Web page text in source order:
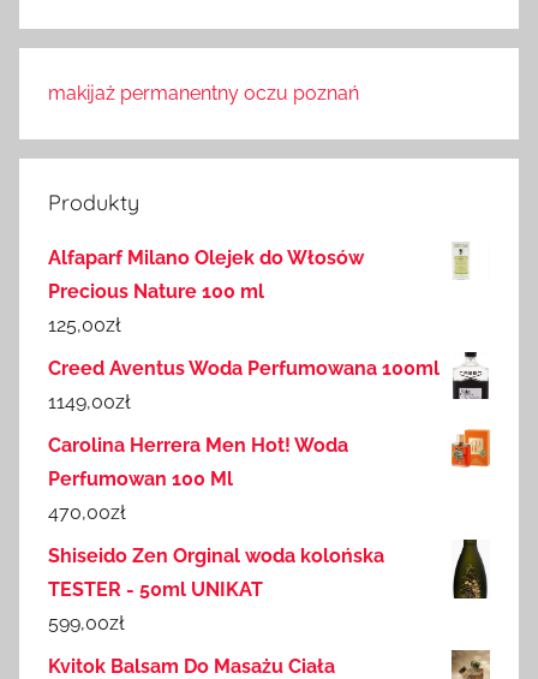
makijaż permanentny oczu poznań
Produkty
Alfaparf Milano Olejek do Włosów
Precious Nature 100 ml
125,00zł
Creed Aventus Woda Perfumowana 100ml
1149,00zł
Carolina Herrera Men Hot! Woda
Perfumowan 100 Ml
470,00zł
Shiseido Zen Orginal woda kolońska
TESTER - 50ml UNIKAT
599,00zł
Kvitok Balsam Do Masażu Ciała